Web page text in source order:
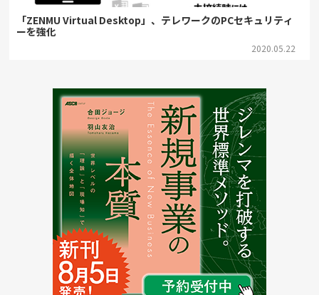
「ZENMU Virtual Desktop」、テレワークのPCセキュリティ
ーを強化
2020.05.22